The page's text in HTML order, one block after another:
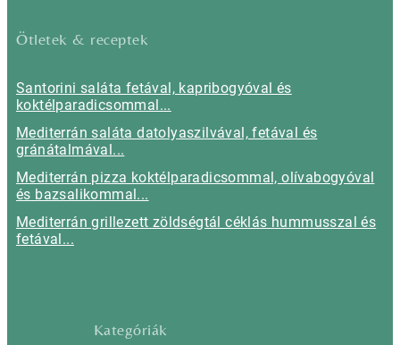
Ötletek & receptek
Santorini saláta fetával, kapribogyóval és
koktélparadicsommal...
Mediterrán saláta datolyaszilvával, fetával és
gránátalmával...
Mediterrán pizza koktélparadicsommal, olívabogyóval
és bazsalikommal...
Mediterrán grillezett zöldségtál céklás hummusszal és
fetával...
Kategóriák